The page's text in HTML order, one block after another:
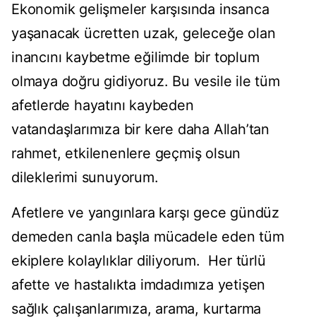
Ekonomik gelişmeler karşısında insanca
yaşanacak ücretten uzak, geleceğe olan
inancını kaybetme eğilimde bir toplum
olmaya doğru gidiyoruz. Bu vesile ile tüm
afetlerde hayatını kaybeden
vatandaşlarımıza bir kere daha Allah’tan
rahmet, etkilenenlere geçmiş olsun
dileklerimi sunuyorum.
Afetlere ve yangınlara karşı gece gündüz
demeden canla başla mücadele eden tüm
ekiplere kolaylıklar diliyorum. Her türlü
afette ve hastalıkta imdadımıza yetişen
sağlık çalışanlarımıza, arama, kurtarma